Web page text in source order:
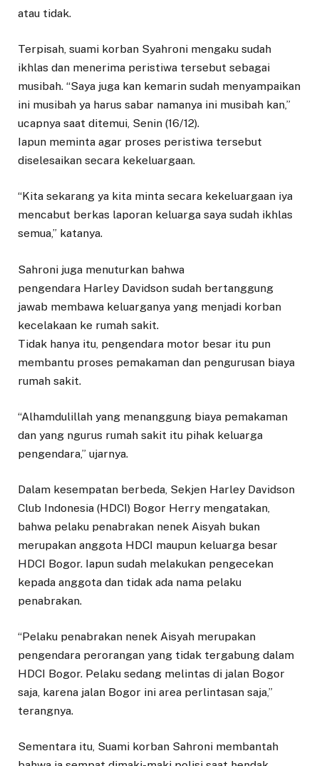
atau tidak.
Terpisah, suami korban Syahroni mengaku sudah
ikhlas dan menerima peristiwa tersebut sebagai
musibah. “Saya juga kan kemarin sudah menyampaikan
ini musibah ya harus sabar namanya ini musibah kan,”
ucapnya saat ditemui, Senin (16/12).
Iapun meminta agar proses peristiwa tersebut
diselesaikan secara kekeluargaan.
“Kita sekarang ya kita minta secara kekeluargaan iya
mencabut berkas laporan keluarga saya sudah ikhlas
semua,” katanya.
Sahroni juga menuturkan bahwa
pengendara Harley Davidson sudah bertanggung
jawab membawa keluarganya yang menjadi korban
kecelakaan ke rumah sakit.
Tidak hanya itu, pengendara motor besar itu pun
membantu proses pemakaman dan pengurusan biaya
rumah sakit.
“Alhamdulillah yang menanggung biaya pemakaman
dan yang ngurus rumah sakit itu pihak keluarga
pengendara,” ujarnya.
Dalam kesempatan berbeda, Sekjen Harley Davidson
Club Indonesia (HDCI) Bogor Herry mengatakan,
bahwa pelaku penabrakan nenek Aisyah bukan
merupakan anggota HDCI maupun keluarga besar
HDCI Bogor. Iapun sudah melakukan pengecekan
kepada anggota dan tidak ada nama pelaku
penabrakan.
“Pelaku penabrakan nenek Aisyah merupakan
pengendara perorangan yang tidak tergabung dalam
HDCI Bogor. Pelaku sedang melintas di jalan Bogor
saja, karena jalan Bogor ini area perlintasan saja,”
terangnya.
Sementara itu, Suami korban Sahroni membantah